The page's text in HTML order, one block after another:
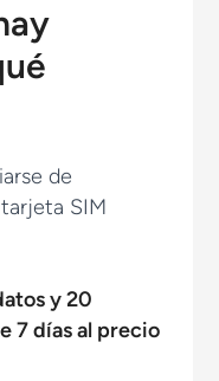
de
SIM
y 20
7 días al precio